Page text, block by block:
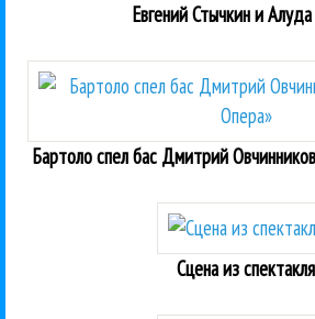
Евгений Стычкин и
Бартоло спел бас Дмитрий
Сцена из спектакля